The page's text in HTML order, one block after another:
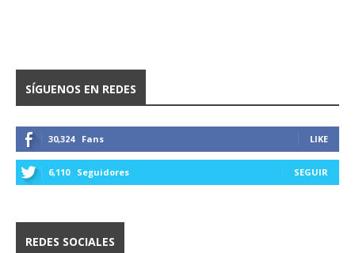
SÍGUENOS EN REDES
30,324 Fans LIKE
6,110 Seguidores SEGUIR
REDES SOCIALES